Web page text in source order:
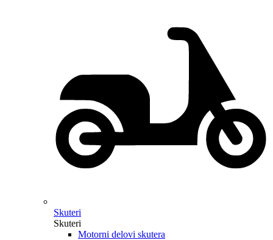
Skuteri
Skuteri
Motorni delovi skutera